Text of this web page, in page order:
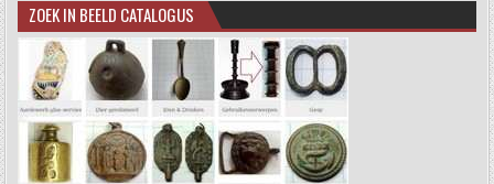
ZOEK IN BEELD CATALOGUS